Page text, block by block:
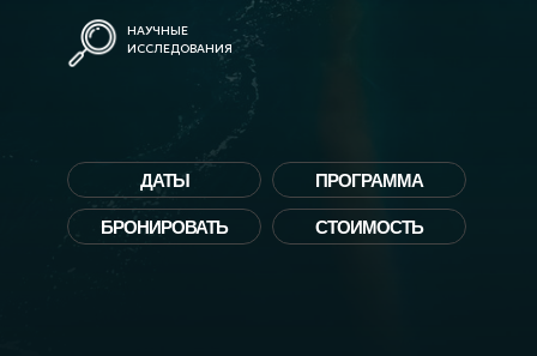
ПРОГРАММА
СТОИМОСТЬ
ДАТЫ
БРОНИРОВАТЬ
НАУЧНЫЕ
ИССЛЕДОВАНИЯ
ВАШЕ ПУТЕШЕСТВИЕ
В КАРТИНКАХ